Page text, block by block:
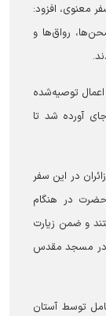
معنوی، افزود:
رواق‌ها و
توصیه‌شده
آورده شد تا
در این سفر
در هنگام
و ضمن زیارت
مسجد مقدس
توسط آستان